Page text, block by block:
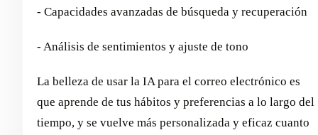
- Capacidades avanzadas de búsqueda y recuperación
- Análisis de sentimientos y ajuste de tono
La belleza de usar la IA para el correo electrónico es
que aprende de tus hábitos y preferencias a lo largo del
tiempo, y se vuelve más personalizada y eficaz cuanto